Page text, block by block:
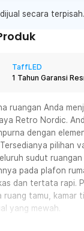
Toko
Pick n Go
Pick n Go
secara terpisah.
TaffLED
1 Tahun Garansi
ruangan Anda
Retro Nordic.
dengan
pilihan
sudut
pada plafon
dan tertata rapi.
ruang tamu, kamar
yang mewah.